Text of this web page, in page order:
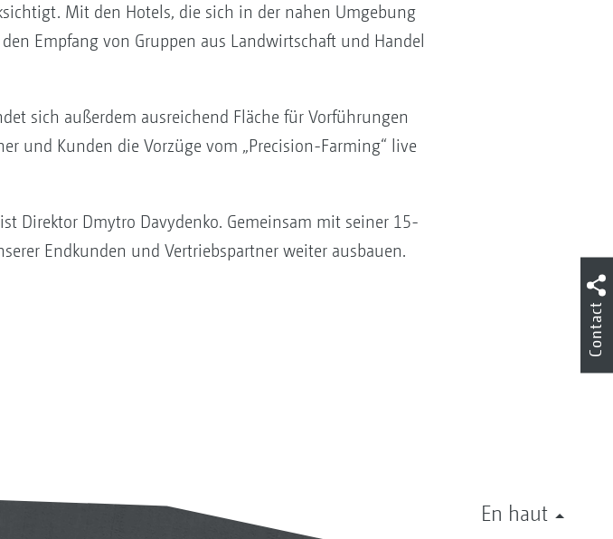
Mit den Hotels, die sich in der nahen Umgebung
Empfang von Gruppen aus Landwirtschaft und Handel
sich außerdem ausreichend Fläche für Vorführungen
und Kunden die Vorzüge vom „Precision-Farming“ live
Direktor Dmytro Davydenko. Gemeinsam mit seiner 15-
Endkunden und Vertriebspartner weiter ausbauen.
En haut
Contact